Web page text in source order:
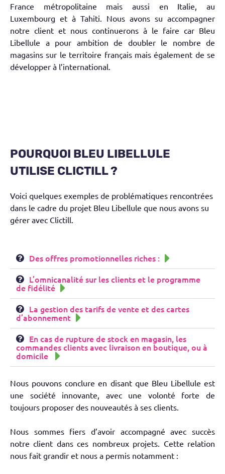
France métropolitaine mais aussi en Italie, au
Luxembourg et à Tahiti. Nous avons su accompagner
notre client et nous continuerons à le faire car Bleu
Libellule a pour ambition de doubler le nombre de
magasins sur le territoire français mais également de se
développer à l’international.
POURQUOI BLEU LIBELLULE
UTILISE CLICTILL ?
Voici quelques exemples de problématiques rencontrées
dans le cadre du projet Bleu Libellule que nous avons su
gérer avec Clictill.
Des offres promotionnelles riches :
L’omnicanalité sur les clients et le programme
de fidélité
La gestion des tarifs de vente et des cartes
d’abonnement
En cas de rupture de stock en magasin, les
commandes clients avec livraison en boutique, ou à
domicile
Nous pouvons conclure en disant que Bleu Libellule est
une société innovante, avec une volonté forte de
toujours proposer des nouveautés à ses clients.
Nous sommes fiers d’avoir accompagné avec succès
notre client dans ces nombreux projets. Cette relation
nous fait grandir et nous a permis notamment :